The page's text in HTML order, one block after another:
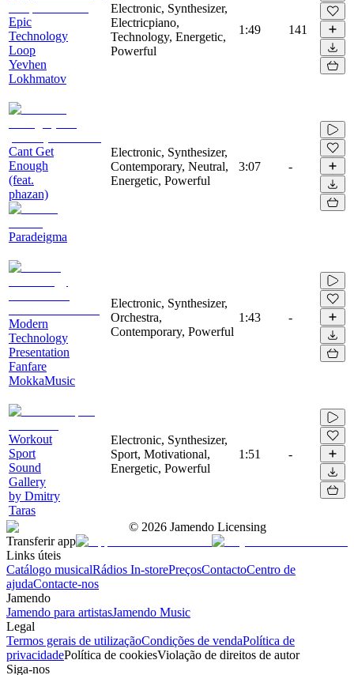
Epic
Technology
Loop
Yevhen
Lokhmatov
Electronic, Synthesizer,
Electricpiano,
Technology, Energetic,
Powerful
1:49 141
Cant Get
Enough
(feat.
phazan)
Paradeigma
Electronic, Synthesizer,
Contemporary, Neutral,
Energetic, Powerful
3:07 -
Modern
Technology
Presentation
Fanfare
MokkaMusic
Electronic, Synthesizer,
Orchestra,
Contemporary, Powerful
1:43 -
Workout
Sport
Sound
Gallery
by Dmitry
Taras
Electronic, Synthesizer,
Sport, Motivational,
Energetic, Powerful
1:51 -
© 2026 Jamendo Licensing
Transferir app
Links úteis
Catálogo musicalRádios In-storePreçosContactoCentro de
ajudaContacte-nos
Jamendo
Jamendo para artistasJamendo Music
Legal
Termos gerais de utilizaçãoCondições de vendaPolítica de
privacidadePolítica de cookiesViolação de direitos de autor
Siga-nos